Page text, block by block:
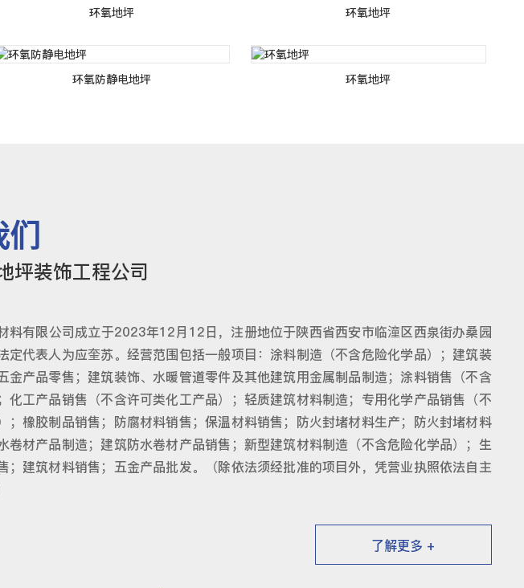
环氧地坪 环氧地坪
环氧防静电地坪 环氧地坪
们
坪装饰工程公司
料有限公司成立于2023年12月12日，注册地位于陕西省西安市临潼区西泉街办桑园
定代表人为应奎苏。经营范围包括一般项目：涂料制造（不含危险化学品）；建筑装
金产品零售；建筑装饰、水暖管道零件及其他建筑用金属制品制造；涂料销售（不含
化工产品销售（不含许可类化工产品）；轻质建筑材料制造；专用化学产品销售（不
；橡胶制品销售；防腐材料销售；保温材料销售；防火封堵材料生产；防火封堵材料
卷材产品制造；建筑防水卷材产品销售；新型建筑材料制造（不含危险化学品）；生
；建筑材料销售；五金产品批发。（除依法须经批准的项目外，凭营业执照依法自主
了解更多 +